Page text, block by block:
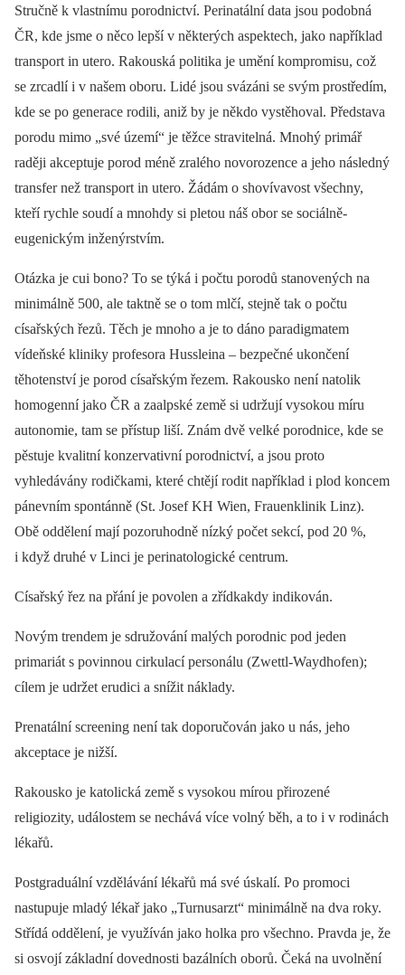
Stručně k vlastnímu porodnictví. Perinatální data jsou podobná
ČR, kde jsme o něco lepší v některých aspektech, jako například
transport in utero. Rakouská politika je umění kompromisu, což
se zrcadlí i v našem oboru. Lidé jsou svázáni se svým prostředím,
kde se po generace rodili, aniž by je někdo vystěhoval. Představa
porodu mimo „své území“ je těžce stravitelná. Mnohý primář
raději akceptuje porod méně zralého novorozence a jeho následný
transfer než transport in utero. Žádám o shovívavost všechny,
kteří rychle soudí a mnohdy si pletou náš obor se sociálně-
eugenickým inženýrstvím.
Otázka je cui bono? To se týká i počtu porodů stanovených na
minimálně 500, ale taktně se o tom mlčí, stejně tak o počtu
císařských řezů. Těch je mnoho a je to dáno paradigmatem
vídeňské kliniky profesora Hussleina –⁠ bezpečné ukončení
těhotenství je porod císařským řezem. Rakousko není natolik
homogenní jako ČR a zaalpské země si udržují vysokou míru
autonomie, tam se přístup liší. Znám dvě velké porodnice, kde se
pěstuje kvalitní konzervativní porodnictví, a jsou proto
vyhledávány rodičkami, které chtějí rodit například i plod koncem
pánevním spontánně (St. Josef KH Wien, Frauenklinik Linz).
Obě oddělení mají pozoruhodně nízký počet sekcí, pod 20 %,
i když druhé v Linci je perinatologické centrum.
Císařský řez na přání je povolen a zřídkakdy indikován.
Novým trendem je sdružování malých porodnic pod jeden
primariát s povinnou cirkulací personálu (Zwettl-Waydhofen);
cílem je udržet erudici a snížit náklady.
Prenatální screening není tak doporučován jako u nás, jeho
akceptace je nižší.
Rakousko je katolická země s vysokou mírou přirozené
religiozity, událostem se nechává více volný běh, a to i v rodinách
lékařů.
Postgraduální vzdělávání lékařů má své úskalí. Po promoci
nastupuje mladý lékař jako „Turnusarzt“ minimálně na dva roky.
Střídá oddělení, je využíván jako holka pro všechno. Pravda je, že
si osvojí základní dovednosti bazálních oborů. Čeká na uvolnění